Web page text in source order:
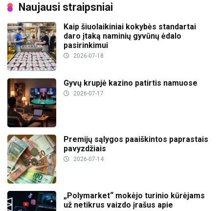
Naujausi straipsniai
Kaip šiuolaikiniai kokybės standartai
daro įtaką naminių gyvūnų ėdalo
pasirinkimui
2026-07-18
Gyvų krupjė kazino patirtis namuose
2026-07-17
Premijų sąlygos paaiškintos paprastais
pavyzdžiais
2026-07-14
„Polymarket“ mokėjo turinio kūrėjams
už netikrus vaizdo įrašus apie